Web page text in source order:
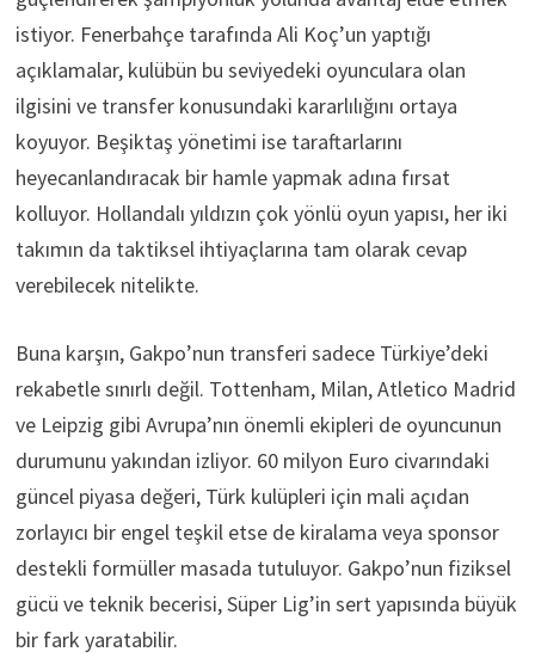
istiyor. Fenerbahçe tarafında Ali Koç’un yaptığı
açıklamalar, kulübün bu seviyedeki oyunculara olan
ilgisini ve transfer konusundaki kararlılığını ortaya
koyuyor. Beşiktaş yönetimi ise taraftarlarını
heyecanlandıracak bir hamle yapmak adına fırsat
kolluyor. Hollandalı yıldızın çok yönlü oyun yapısı, her iki
takımın da taktiksel ihtiyaçlarına tam olarak cevap
verebilecek nitelikte.
Buna karşın, Gakpo’nun transferi sadece Türkiye’deki
rekabetle sınırlı değil. Tottenham, Milan, Atletico Madrid
ve Leipzig gibi Avrupa’nın önemli ekipleri de oyuncunun
durumunu yakından izliyor. 60 milyon Euro civarındaki
güncel piyasa değeri, Türk kulüpleri için mali açıdan
zorlayıcı bir engel teşkil etse de kiralama veya sponsor
destekli formüller masada tutuluyor. Gakpo’nun fiziksel
gücü ve teknik becerisi, Süper Lig’in sert yapısında büyük
bir fark yaratabilir.